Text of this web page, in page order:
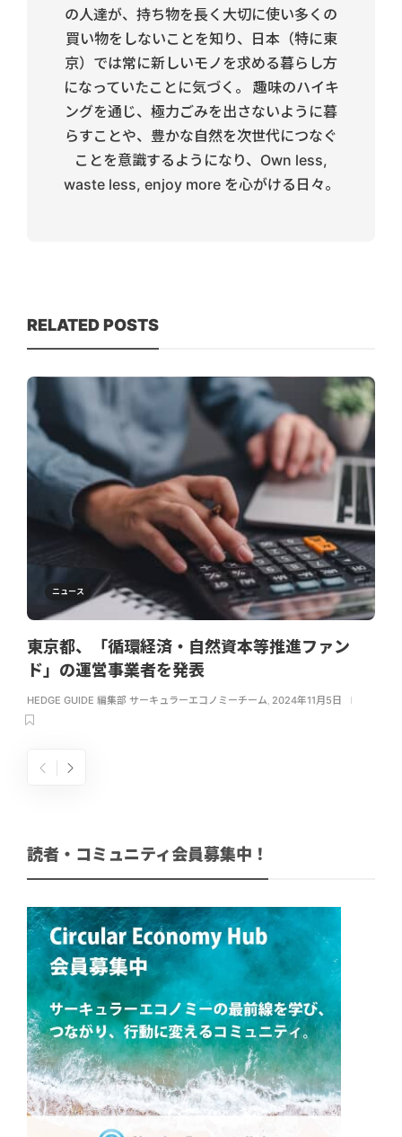
の人達が、持ち物を長く大切に使い多くの
買い物をしないことを知り、日本（特に東
京）では常に新しいモノを求める暮らし方
になっていたことに気づく。 趣味のハイキ
ングを通じ、極力ごみを出さないように暮
らすことや、豊かな自然を次世代につなぐ
ことを意識するようになり、Own less,
waste less, enjoy more を心がける日々。
RELATED POSTS
ニュース
東京都、「循環経済・自然資本等推進ファン
ド」の運営事業者を発表
HEDGE GUIDE 編集部 サーキュラーエコノミーチーム, 2024年11月5日
読者・コミュニティ会員募集中！